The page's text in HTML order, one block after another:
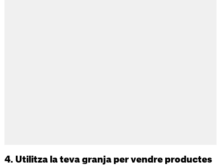
4. Utilitza la teva granja per vendre productes